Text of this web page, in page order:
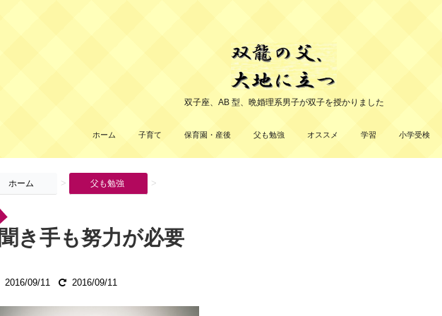
双子座、AB 型、晩婚理系男子が双子を授かりました
ホーム 子育て 保育園・産後 父も勉強 オススメ 学習 小学受検
ホーム > 父も勉強 >
聞き手も努力が必要
2016/09/11 2016/09/11